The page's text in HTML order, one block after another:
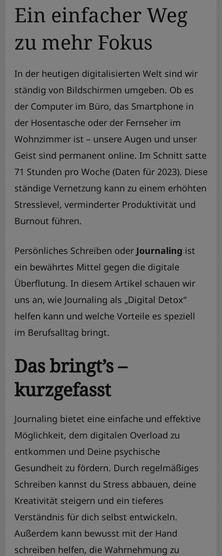
Ein einfacher Weg
zu mehr Fokus
In der heutigen digitalisierten Welt sind wir
ständig von Bildschirmen umgeben. Ob es
der Computer im Büro, das Smartphone in
der Hosentasche oder der Fernseher im
Wohnzimmer ist – unsere Augen und unser
Geist sind permanent online. Im Schnitt satte
71 Stunden pro Woche (Daten für 2023). Diese
ständige Vernetzung kann zu einem erhöhten
Stresslevel, verminderter Produktivität und
Burnout führen.
Persönliches Schreiben oder Journaling ist
ein bewährtes Mittel gegen die digitale
Überflutung. In diesem Artikel schauen wir
uns an, wie Journaling als „Digital Detox“
helfen kann und welche Vorteile es speziell
im Berufsalltag bringt.
Das bringt’s –
kurzgefasst
Journaling bietet eine einfache und effektive
Möglichkeit, dem digitalen Overload zu
entkommen und Deine psychische
Gesundheit zu fördern. Durch regelmäßiges
Schreiben kannst du Stress abbauen, deine
Kreativität steigern und ein tieferes
Verständnis für dich selbst entwickeln.
Außerdem kann bewusst mit der Hand
schreiben helfen, die Wahrnehmung zu